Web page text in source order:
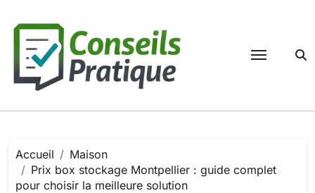
contenu
Accueil
Maison
Prix box stockage Montpellier : guide complet
pour choisir la meilleure solution